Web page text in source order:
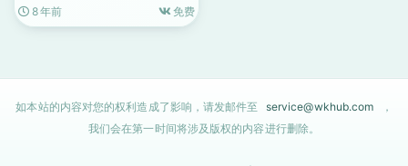
8 年前 免费
如本站的内容对您的权利造成了影响，请发邮件至 service@wkhub.com
，
我们会在第一时间将涉及版权的内容进行删除。